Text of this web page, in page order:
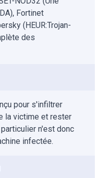
Fortinet
(HEUR:Trojan-
des
pour s'infiltrer
la victime et rester
n'est donc
infectée.